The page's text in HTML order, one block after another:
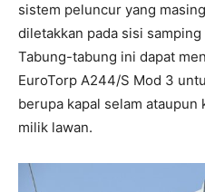
sistem peluncur yang
diletakkan pada sisi
Tabung-tabung ini dapat
EuroTorp A244/S Mod 3
berupa kapal selam ataupun
milik lawan.